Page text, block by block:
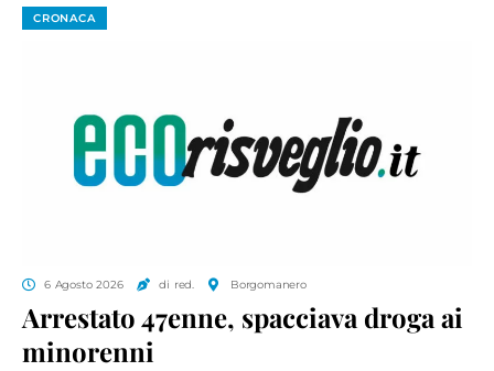
CRONACA
6 Agosto 2026 di red. Borgomanero
Arrestato 47enne, spacciava droga ai
minorenni